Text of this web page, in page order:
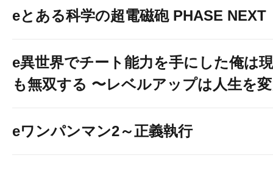
eとある科学の超電磁砲 PHASE NEXT
e異世界でチート能力を手にした俺は
も無双する 〜レベルアップは人生を
eワンパンマン2～正義執行